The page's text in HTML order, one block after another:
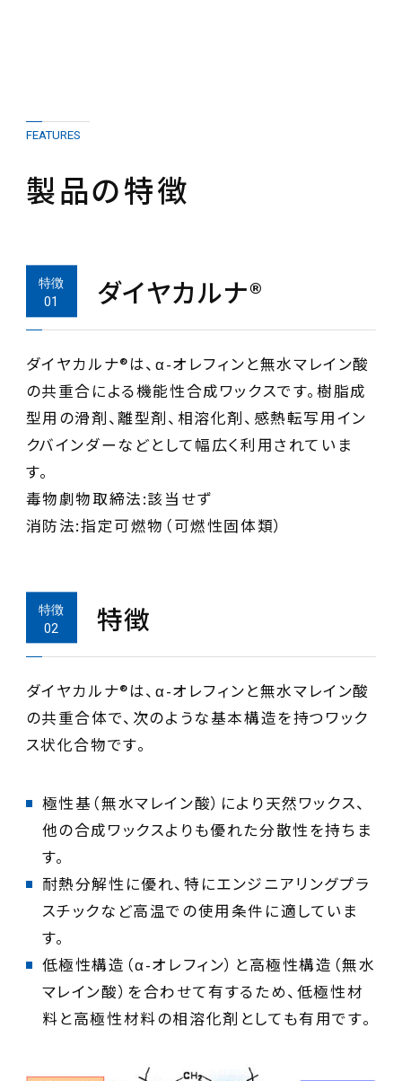
FEATURES
製品の特徴
ダイヤカルナ®
ダイヤカルナ®は、α-オレフィンと無水マレイン酸
の共重合による機能性合成ワックスです。樹脂成
型用の滑剤、離型剤、相溶化剤、感熱転写用イン
クバインダーなどとして幅広く利用されていま
す。
毒物劇物取締法:該当せず
消防法:指定可燃物（可燃性固体類）
特徴
ダイヤカルナ®は、α-オレフィンと無水マレイン酸
の共重合体で、次のような基本構造を持つワック
ス状化合物です。
極性基（無水マレイン酸）により天然ワックス、
他の合成ワックスよりも優れた分散性を持ちま
耐熱分解性に優れ、特にエンジニアリングプラ
スチックなど高温での使用条件に適していま
低極性構造（α-オレフィン）と高極性構造（無水
マレイン酸）を合わせて有するため、低極性材
料と高極性材料の相溶化剤としても有用です。